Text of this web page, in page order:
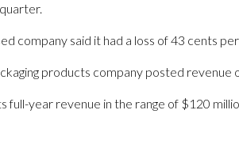
company said it had a loss of 43 cents
products company posted revenue
full-year revenue in the range of $120